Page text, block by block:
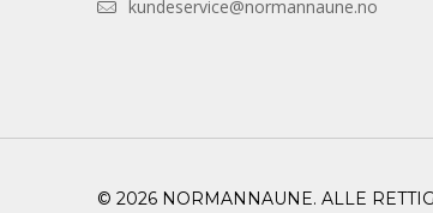
kundeservice@normannaune.no
© 2026 NORMANNAUNE. ALLE